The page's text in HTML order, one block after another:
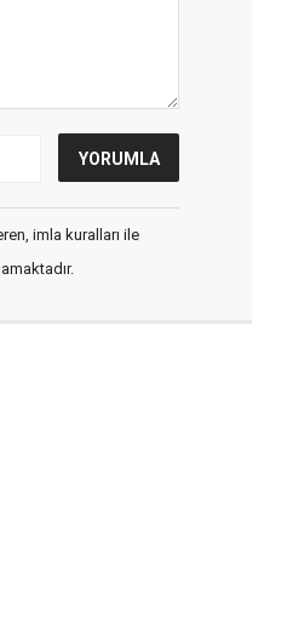
imla kuralları ile